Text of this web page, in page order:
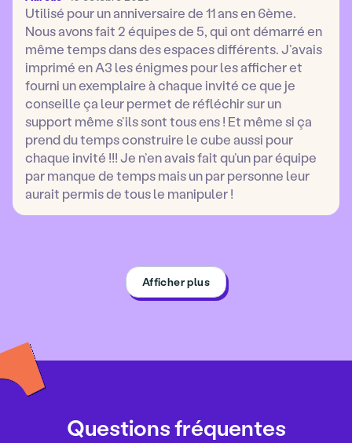
Utilisé pour un anniversaire de 11 ans en 6ème.
Nous avons fait 2 équipes de 5, qui ont démarré en
même temps dans des espaces différents. J’avais
imprimé en A3 les énigmes pour les afficher et
fourni un exemplaire à chaque invité ce que je
conseille ça leur permet de réfléchir sur un
support même s’ils sont tous ens ! Et même si ça
prend du temps construire le cube aussi pour
chaque invité !!! Je n’en avais fait qu’un par équipe
par manque de temps mais un par personne leur
aurait permis de tous le manipuler !
Afficher plus
Questions fréquentes